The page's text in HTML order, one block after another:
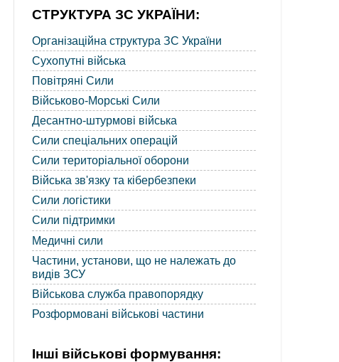
СТРУКТУРА ЗС УКРАЇНИ:
Організаційна структура ЗС України
Сухопутні війська
Повітряні Сили
Військово-Морські Сили
Десантно-штурмові війська
Сили спеціальних операцій
Сили територіальної оборони
Війська зв'язку та кібербезпеки
Сили логістики
Сили підтримки
Медичні сили
Частини, установи, що не належать до
видів ЗСУ
Військова служба правопорядку
Розформовані військові частини
Інші військові формування: